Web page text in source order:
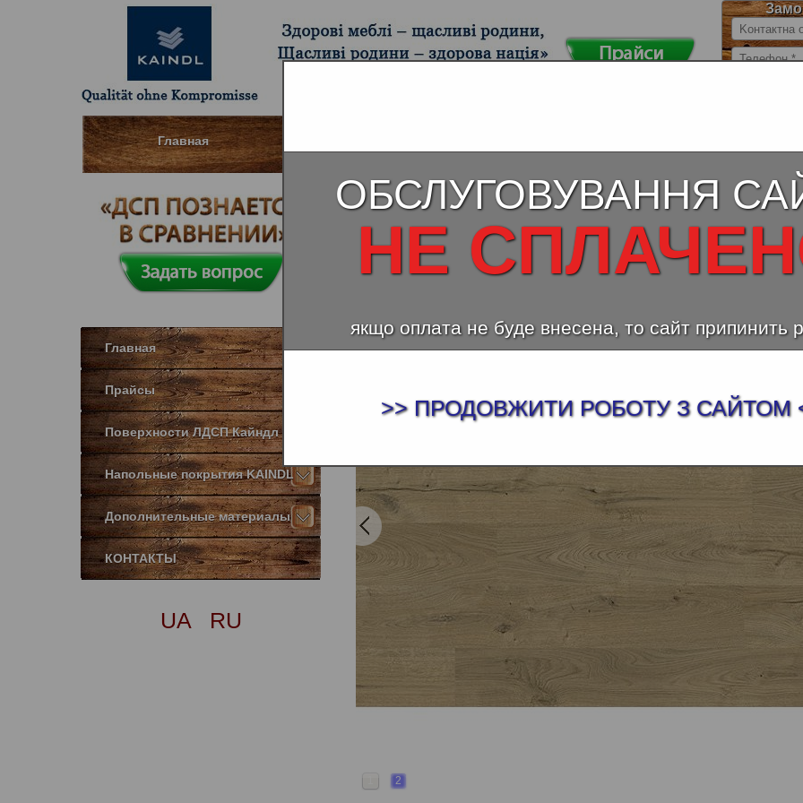
Главная
влагостойкие
Главная
Прайсы
Поверхности ЛДСП Кайндл
Напольные покрытия KAINDL
Дополнительные материалы
КОНТАКТЫ
UA RU
2
ОБСЛУГОВУВАННЯ
НЕ
якщо оплата не буде внесена, то сайт припинить
>> ПРОДОВЖИТИ РОБОТУ З САЙТОМ